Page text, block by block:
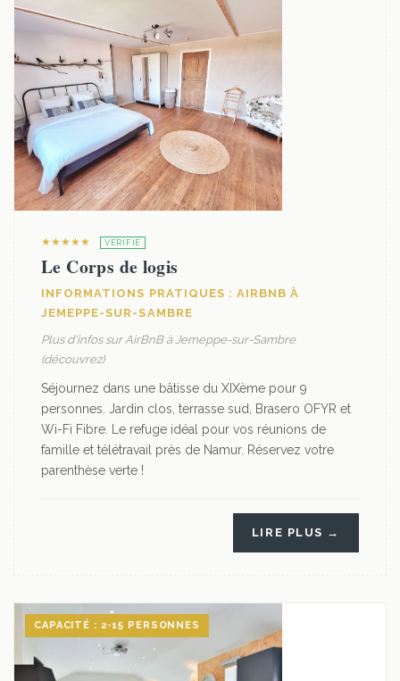
★★★★★ VÉRIFIÉ
Le Corps de logis
INFORMATIONS PRATIQUES : AIRBNB À
JEMEPPE-SUR-SAMBRE
Plus d'infos sur AirBnB à Jemeppe-sur-Sambre
(découvrez)
Séjournez dans une bâtisse du XIXème pour 9
personnes. Jardin clos, terrasse sud, Brasero OFYR et
Wi-Fi Fibre. Le refuge idéal pour vos réunions de
famille et télétravail près de Namur. Réservez votre
parenthèse verte !
LIRE PLUS →
CAPACITÉ : 2-15 PERSONNES